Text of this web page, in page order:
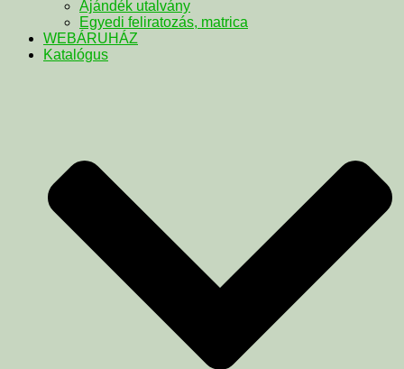
Ajándék utalvány
Egyedi feliratozás, matrica
WEBÁRUHÁZ
Katalógus